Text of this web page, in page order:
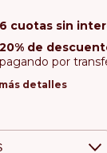
6 cuotas sin
20% de
pagando por
detalles